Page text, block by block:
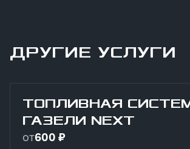
ДРУГИЕ УСЛУГИ
ТОПЛИВНАЯ
ГАЗЕЛИ NEXT
от600 ₽